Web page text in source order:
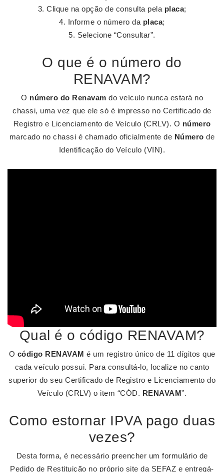
Clique na opção de consulta pela placa;
Informe o número da placa;
Selecione “Consultar”.
O que é o número do
RENAVAM?
O número do Renavam do veículo nunca estará no
chassi, uma vez que ele só é impresso no Certificado de
Registro e Licenciamento de Veículo (CRLV). O número
marcado no chassi é chamado oficialmente de Número de
Identificação do Veículo (VIN).
Qual é o código RENAVAM?
O código RENAVAM é um registro único de 11 dígitos que
cada veículo possui. Para consultá-lo, localize no canto
superior do seu Certificado de Registro e Licenciamento do
Veículo (CRLV) o item “CÓD. RENAVAM”.
Como estornar IPVA pago duas
vezes?
Desta forma, é necessário preencher um formulário de
Pedido de Restituição no próprio site da SEFAZ e entregá-